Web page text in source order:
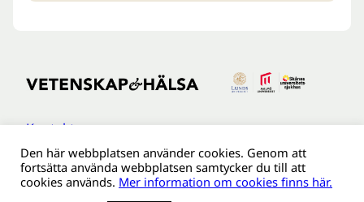
Kontakt
Tillgänglighetsredogöreldse
Om webbplatsen
Den här webbplatsen använder cookies. Genom att
fortsätta använda webbplatsen samtycker du till att
cookies används. Mer information om cookies finns här.